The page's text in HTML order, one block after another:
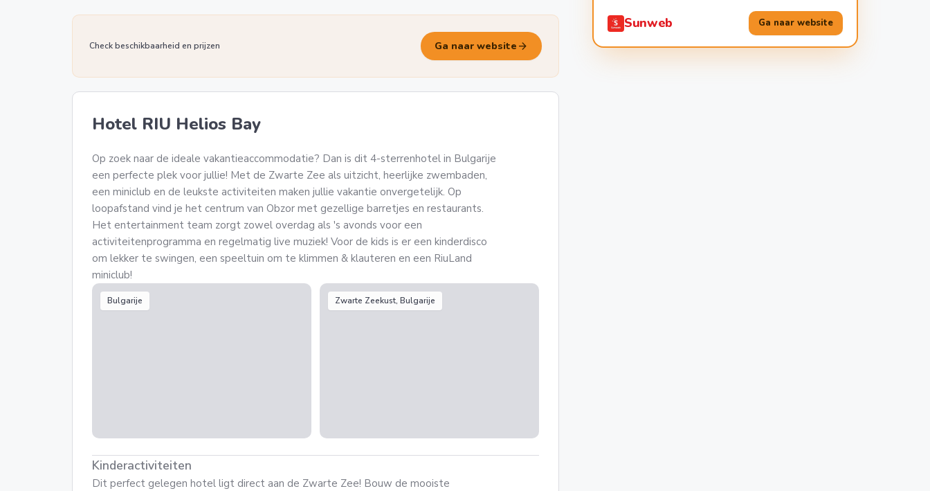
Sunweb Ga naar website
Check beschikbaarheid en prijzen Ga naar website arrow_forward
Hotel RIU Helios Bay
Op zoek naar de ideale vakantieaccommodatie? Dan is dit 4-sterrenhotel in Bulgarije
een perfecte plek voor jullie! Met de Zwarte Zee als uitzicht, heerlijke zwembaden,
een miniclub en de leukste activiteiten maken jullie vakantie onvergetelijk. Op
loopafstand vind je het centrum van Obzor met gezellige barretjes en restaurants.
Het entertainment team zorgt zowel overdag als 's avonds voor een
activiteitenprogramma en regelmatig live muziek! Voor de kids is er een kinderdisco
om lekker te swingen, een speeltuin om te klimmen & klauteren en een RiuLand
miniclub!
Bulgarije Zwarte Zeekust, Bulgarije
Kinderactiviteiten
Dit perfect gelegen hotel ligt direct aan de Zwarte Zee! Bouw de mooiste